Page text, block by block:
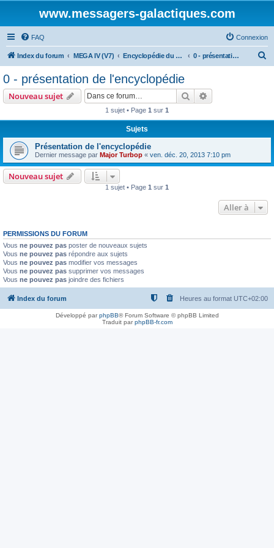
www.messagers-galactiques.com
FAQ Connexion
Index du forum MEGA IV (V7) Encyclopédie du Messager Galactique (V7) 0 - présentation de l'encyclopédie
0 - présentation de l'encyclopédie
Nouveau sujet Rechercher
1 sujet • Page 1 sur 1
Sujets
Présentation de l'encyclopédie
Dernier message par Major Turbop « ven. déc. 20, 2013 7:10 pm
Nouveau sujet
1 sujet • Page 1 sur 1
Aller à
PERMISSIONS DU FORUM
Vous ne pouvez pas poster de nouveaux sujets
Vous ne pouvez pas répondre aux sujets
Vous ne pouvez pas modifier vos messages
Vous ne pouvez pas supprimer vos messages
Vous ne pouvez pas joindre des fichiers
Index du forum Heures au format UTC+02:00
Développé parphpBB® Forum Software © phpBB Limited
Traduit parphpBB-fr.com